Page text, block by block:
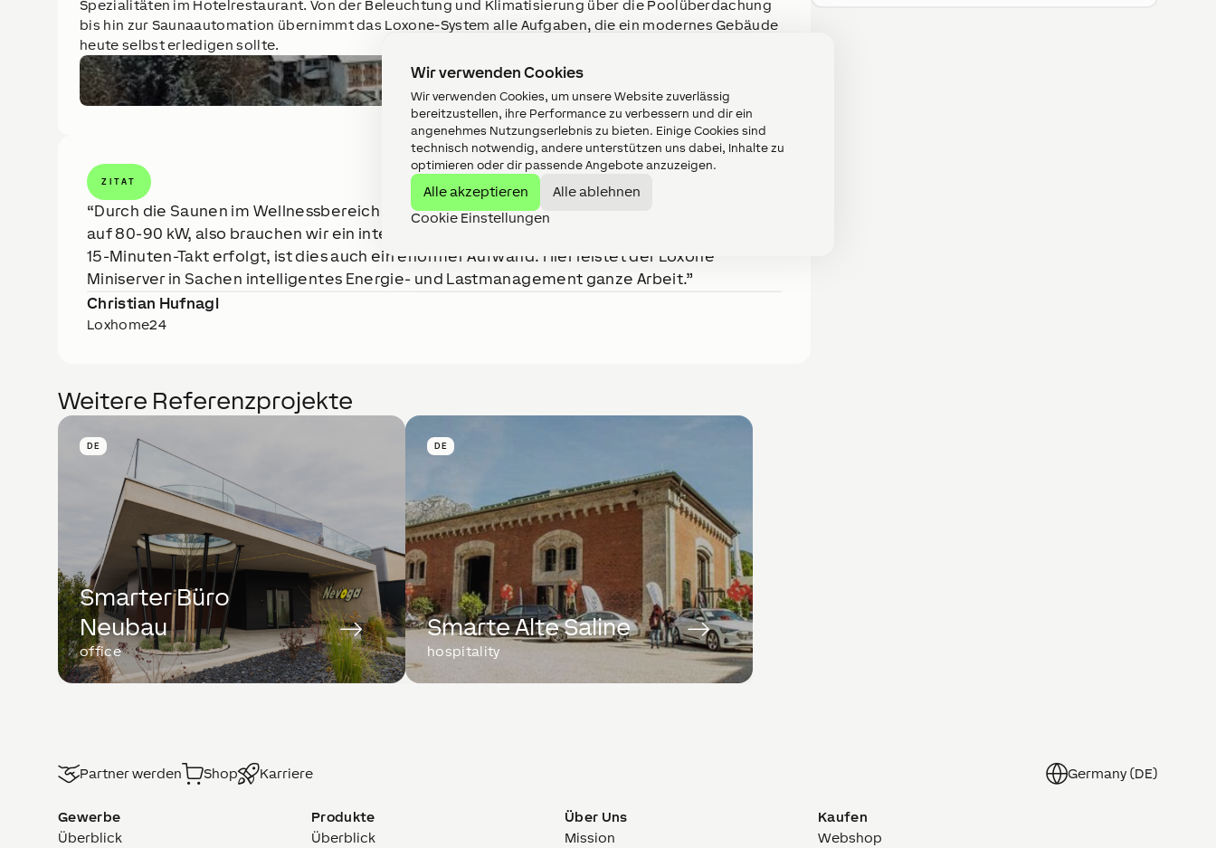
Wir verwenden Cookies
Wir verwenden Cookies, um unsere Website zuverlässig
bereitzustellen, ihre Performance zu verbessern und dir ein
angenehmes Nutzungserlebnis zu bieten. Einige Cookies sind
technisch notwendig, andere unterstützen uns dabei, Inhalte zu
optimieren oder dir passende Angebote anzuzeigen.
Alle akzeptieren
Alle ablehnen
Cookie Einstellungen
Spezialitäten im Hotelrestaurant. Von der Beleuchtung und Klimatisierung über die Poolüberdachung
bis hin zur Saunaautomation übernimmt das Loxone-System alle Aufgaben, die ein modernes Gebäude
heute selbst erledigen sollte.
ZITAT
Durch die Saunen im Wellnessbereich selbst haben wir viele Geräte und kommen schnell
auf 80-90 kW, also brauchen wir ein intelligentes Lastmanagement. Da die Hotelzählung im
15-Minuten-Takt erfolgt, ist dies auch ein enormer Aufwand. Hier leistet der Loxone
Miniserver in Sachen intelligentes Energie- und Lastmanagement ganze Arbeit.
Christian Hufnagl
Loxhome24
Weitere Referenzprojekte
DE
Smarter Büro
Neubau
office
DE
Smarte Alte Saline
hospitality
Partner werden Shop Karriere Germany (DE)
Gewerbe
Überblick
Produkte
Überblick
Über Uns
Mission
Kaufen
Webshop